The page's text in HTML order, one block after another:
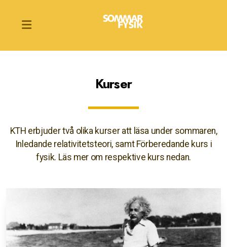
Kurser
KTH erbjuder två olika kurser att läsa under sommaren,
Inledande relativitetsteori, samt Förberedande kurs i
fysik. Läs mer om respektive kurs nedan.
Inledande relativitetsteori